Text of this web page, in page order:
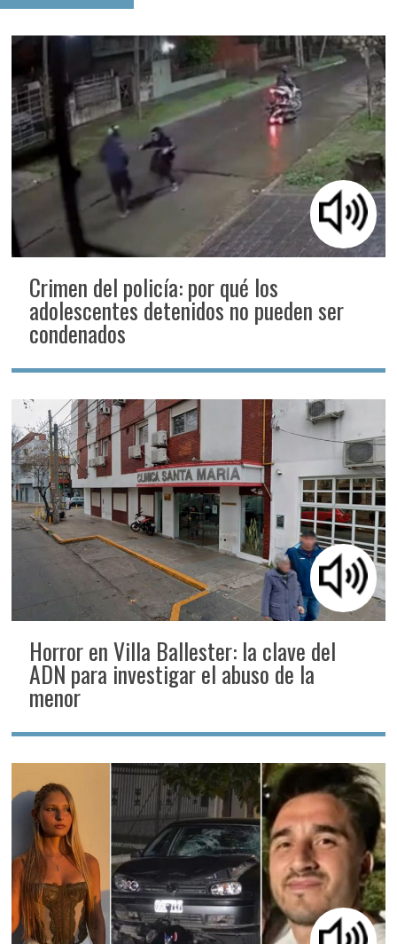
Crimen del policía: por qué los
adolescentes detenidos no pueden ser
condenados
Horror en Villa Ballester: la clave del
ADN para investigar el abuso de la
menor